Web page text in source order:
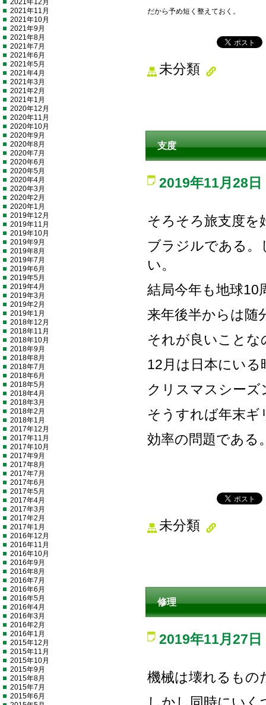
だから予め短く整えておく。
未分類
支度
2019年11月28日
そろそろ旅支度を
ブラジルである。
い。
結局今年も地球
来年後半からは随
それが良いこと
12月は日本にいる
クリスマスシーズ
そうすれば年末ギ
効率の問題である
未分類
修理
2019年11月27日
機械は壊れるもの
2021年12月
2021年11月
2021年10月
2021年9月
2021年8月
2021年7月
2021年6月
2021年5月
2021年4月
2021年3月
2021年2月
2021年1月
2020年12月
2020年11月
2020年10月
2020年9月
2020年8月
2020年7月
2020年6月
2020年5月
2020年4月
2020年3月
2020年2月
2020年1月
2019年12月
2019年11月
2019年10月
2019年9月
2019年8月
2019年7月
2019年6月
2019年5月
2019年4月
2019年3月
2019年2月
2019年1月
2018年12月
2018年11月
2018年10月
2018年9月
2018年8月
2018年7月
2018年6月
2018年5月
2018年4月
2018年3月
2018年2月
2018年1月
2017年12月
2017年11月
2017年10月
2017年9月
2017年8月
2017年7月
2017年6月
2017年5月
2017年4月
2017年3月
2017年2月
2017年1月
2016年12月
2016年11月
2016年10月
2016年9月
2016年8月
2016年7月
2016年6月
2016年5月
2016年4月
2016年3月
2016年2月
2016年1月
2015年12月
2015年11月
2015年10月
2015年9月
2015年8月
2015年7月
2015年6月